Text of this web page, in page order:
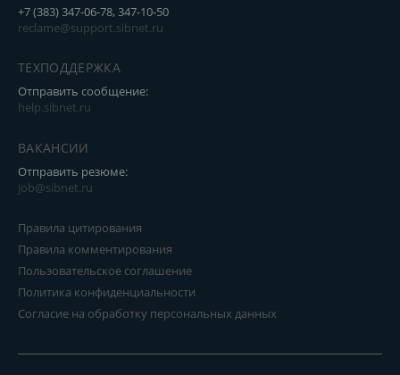
+7 (383) 347-06-78, 347-10-50
reclame@support.sibnet.ru
ТЕХПОДДЕРЖКА
Отправить сообщение:
help.sibnet.ru
ВАКАНСИИ
Отправить резюме:
job@sibnet.ru
Правила цитирования
Правила комментирования
Пользовательское соглашение
Политика конфиденциальности
Согласие на обработку персональных данных